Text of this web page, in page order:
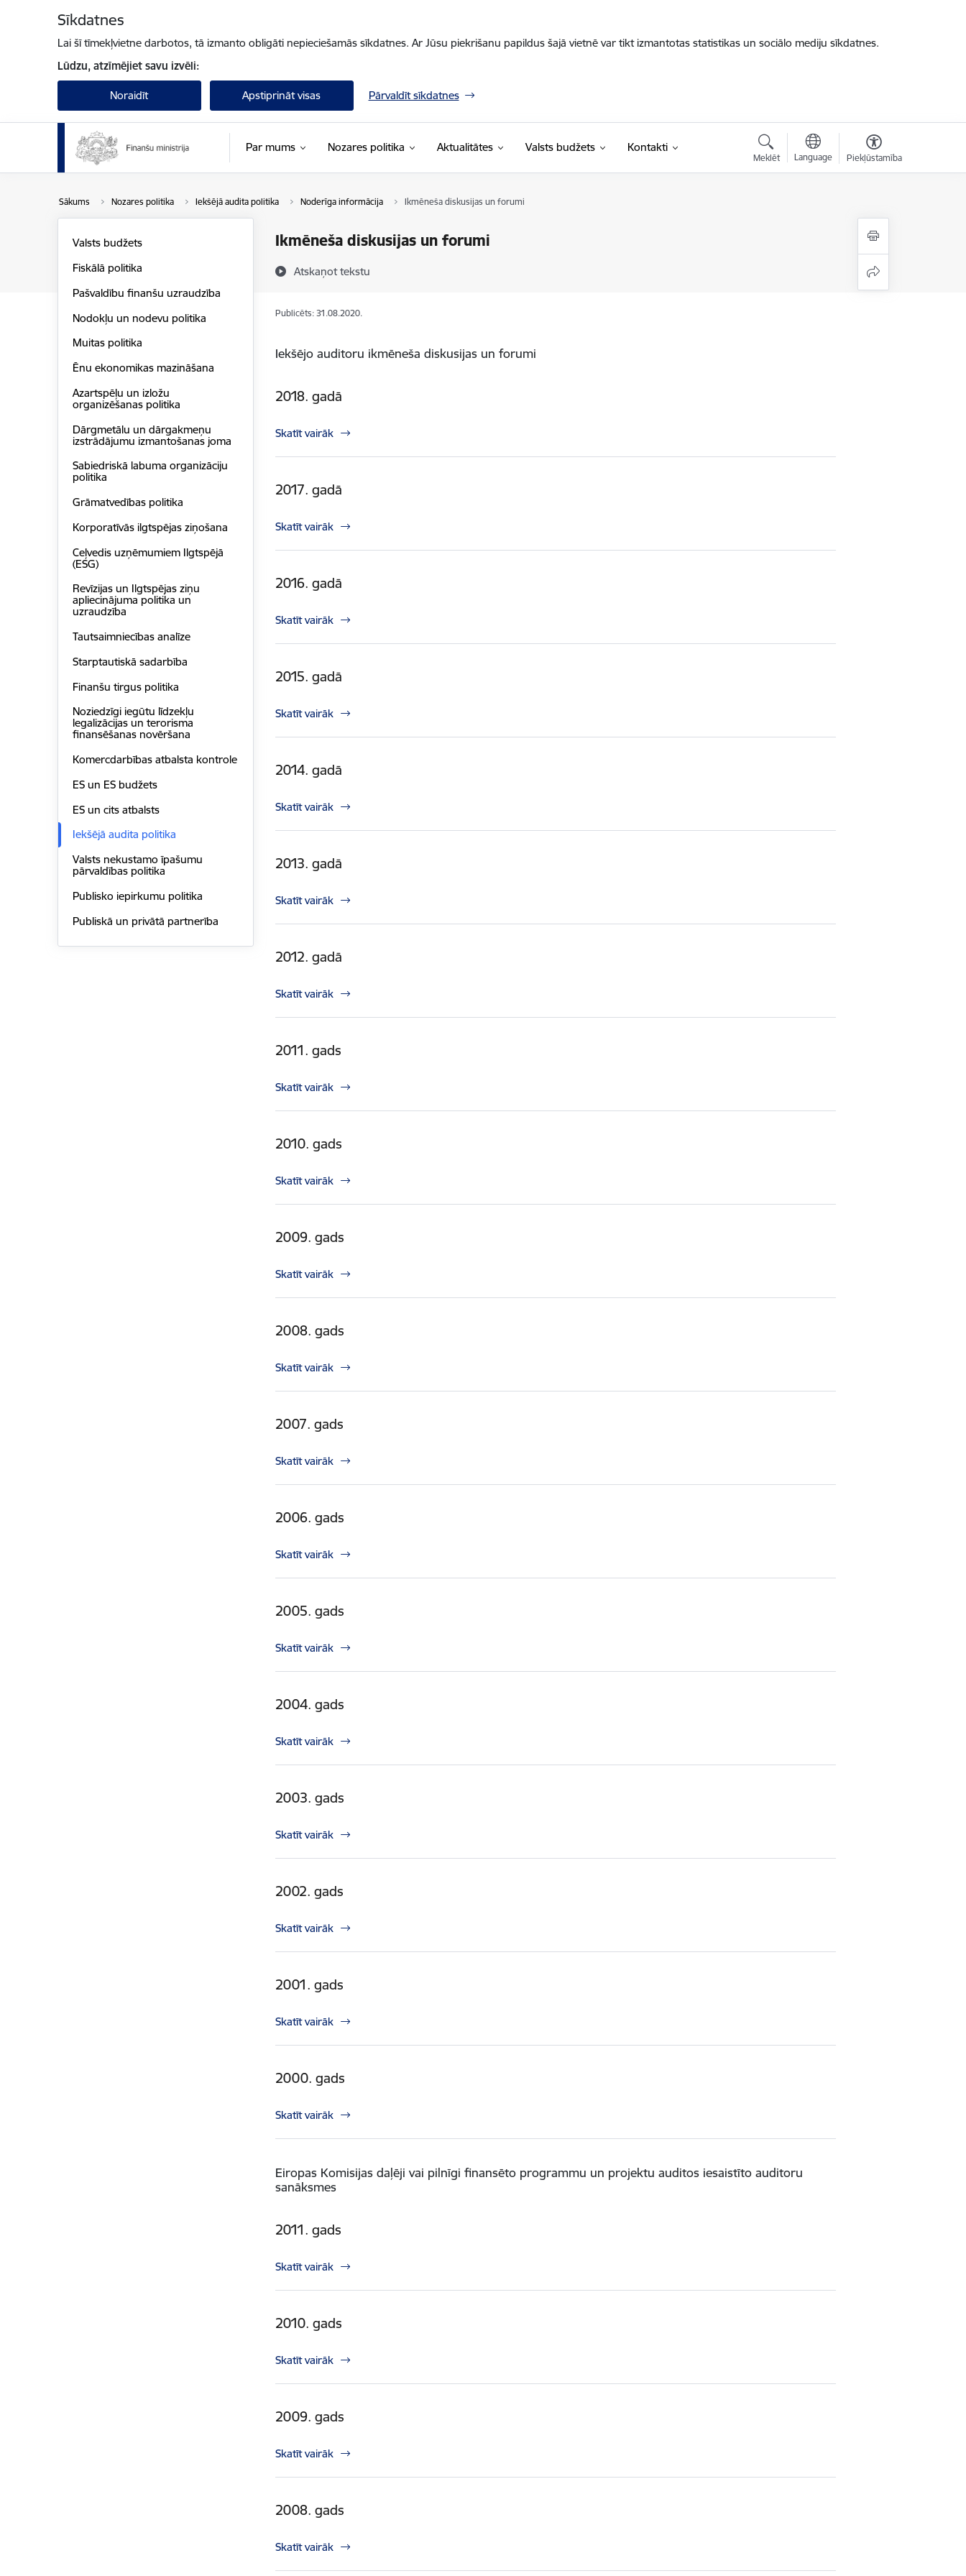
Sīkdatnes
Lai šī tīmekļvietne darbotos, tā izmanto obligāti nepieciešamās sīkdatnes. Ar Jūsu piekrišanu papildus šajā vietnē var tikt izmantotas statistikas un sociālo mediju sīkdatnes.
Lūdzu, atzīmējiet savu izvēli:
Noraidīt Apstiprināt visas Pārvaldīt sīkdatnes
Par mums Nozares politika Aktualitātes Valsts budžets Kontakti
Meklēt Language Piekļūstamība
Sākums Nozares politika Iekšējā audita politika Noderīga informācija Ikmēneša diskusijas un forumi
Ikmēneša diskusijas un forumi
Atskaņot tekstu
Valsts budžets
Fiskālā politika
Pašvaldību finanšu uzraudzība
Nodokļu un nodevu politika
Muitas politika
Ēnu ekonomikas mazināšana
Azartspēļu un izložu
organizēšanas politika
Dārgmetālu un dārgakmeņu
izstrādājumu izmantošanas joma
Sabiedriskā labuma organizāciju
politika
Grāmatvedības politika
Korporatīvās ilgtspēja​s ziņošana
Ceļvedis uzņēmumiem Ilgtspējā
(ESG)
Revīzijas un Ilgtspējas ziņu
apliecinājuma politika un
uzraudzība
Tautsaimniecības analīze
Starptautiskā sadarbība
Finanšu tirgus politika
Noziedzīgi iegūtu līdzekļu
legalizācijas un terorisma
finansēšanas novēršana
Komercdarbības atbalsta kontrole
ES un ES budžets
ES un cits atbalsts
Iekšējā audita politika
Valsts nekustamo īpašumu
pārvaldības politika
Publisko iepirkumu politika
Publiskā un privātā partnerība
Publicēts: 31.08.2020.
Iekšējo auditoru ikmēneša diskusijas un forumi
2018. gadā
Skatīt vairāk
2017. gadā
Skatīt vairāk
2016. gadā
Skatīt vairāk
2015. gadā
Skatīt vairāk
2014. gadā
Skatīt vairāk
2013. gadā
Skatīt vairāk
2012. gadā
Skatīt vairāk
2011. gads
Skatīt vairāk
2010. gads
Skatīt vairāk
2009. gads
Skatīt vairāk
2008. gads
Skatīt vairāk
2007. gads
Skatīt vairāk
2006. gads
Skatīt vairāk
2005. gads
Skatīt vairāk
2004. gads
Skatīt vairāk
2003. gads
Skatīt vairāk
2002. gads
Skatīt vairāk
2001. gads
Skatīt vairāk
2000. gads
Skatīt vairāk
Eiropas Komisijas daļēji vai pilnīgi finansēto programmu un projektu auditos iesaistīto auditoru
sanāksmes
2011. gads
Skatīt vairāk
2010. gads
Skatīt vairāk
2009. gads
Skatīt vairāk
2008. gads
Skatīt vairāk